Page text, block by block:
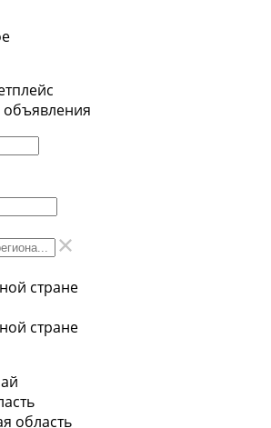
объявления
стране
стране
область